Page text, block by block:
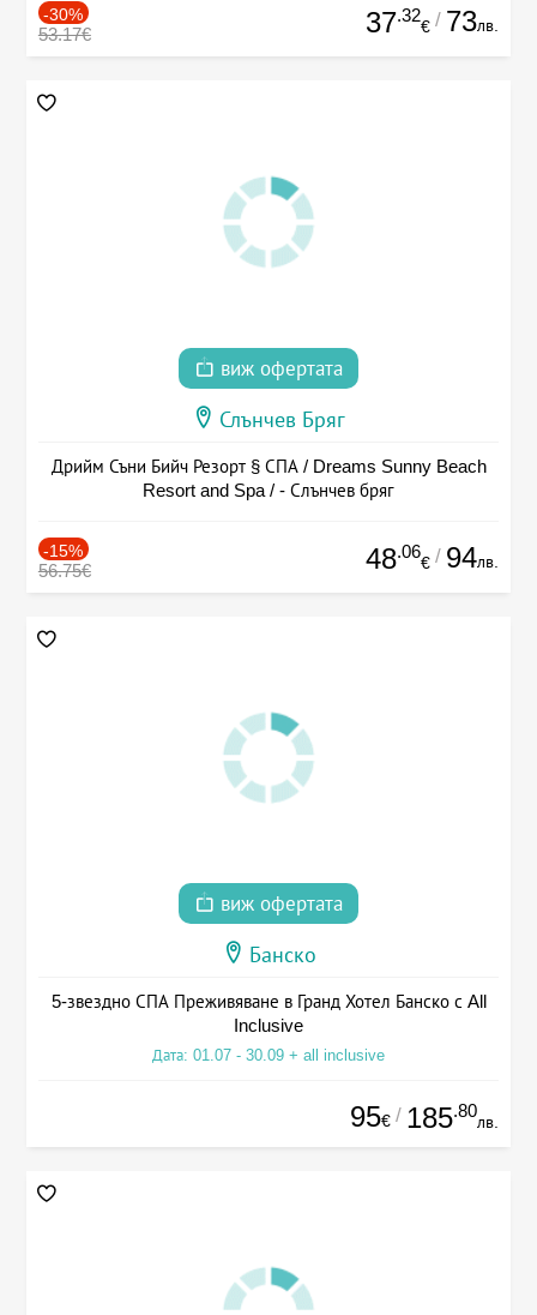
-30%
53.17€ 37.32
€ / 73лв.
виж офертата
Слънчев Бряг
Дрийм Съни Бийч Резорт § СПА / Dreams Sunny Beach
Resort and Spa / - Слънчев бряг
-15%
56.75€ 48.06
€ / 94лв.
виж офертата
Банско
5-звездно СПА Преживяване в Гранд Хотел Банско с All
Inclusive
Дата: 01.07 - 30.09 + all inclusive
95€ / 185.80
лв.